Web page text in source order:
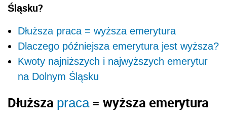
Śląsku?
Dłuższa praca = wyższa emerytura
Dlaczego późniejsza emerytura jest wyższa?
Kwoty najniższych i najwyższych emerytur
na Dolnym Śląsku
Dłuższa praca= wyższa emerytura